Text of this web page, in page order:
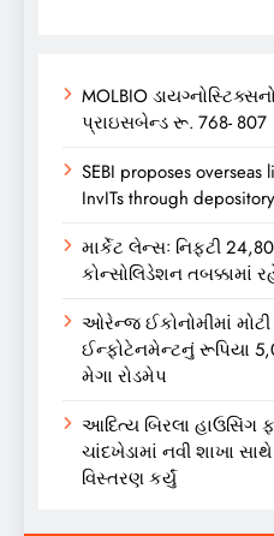
MOLBIO
પ્રાઇસબેન્ડ રૂ. 768- 807
SEBI proposes overseas
InvITs through
માર્કેટ લેન્સઃ નિફ્ટી
કોન્સોલિડેશન તબક્કામાં
ઓરેન્જ ઈકોનોમીમાં
ઈન્ફોટેનમેન્ટનું રૂપિયા
મેગા રોડમેપ
આદિત્ય બિરલા હાઉસિંગ
ચાંદખેડામાં નવી શાખા
વિસ્તરણ કર્યું